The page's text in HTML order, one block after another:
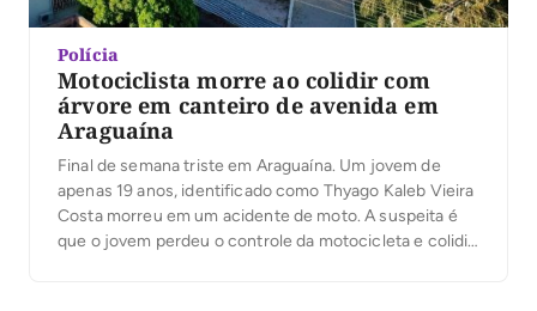
Polícia
Motociclista morre ao colidir com
árvore em canteiro de avenida em
Araguaína
Final de semana triste em Araguaína. Um jovem de
apenas 19 anos, identificado como Thyago Kaleb Vieira
Costa morreu em um acidente de moto. A suspeita é
que o jovem perdeu o controle da motocicleta e colidiu